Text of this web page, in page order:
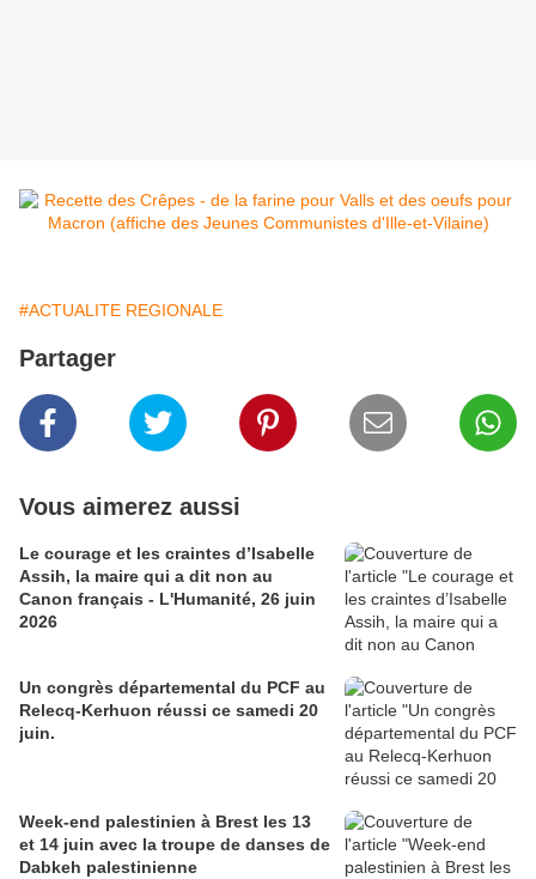
#ACTUALITE REGIONALE
Partager
Vous aimerez aussi
Le courage et les craintes d’Isabelle
Assih, la maire qui a dit non au
Canon français - L'Humanité, 26 juin
2026
Un congrès départemental du PCF au
Relecq-Kerhuon réussi ce samedi 20
juin.
Week-end palestinien à Brest les 13
et 14 juin avec la troupe de danses de
Dabkeh palestinienne